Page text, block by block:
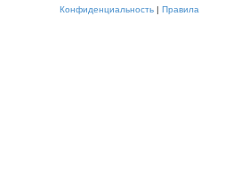
Конфиденциальность | Правила